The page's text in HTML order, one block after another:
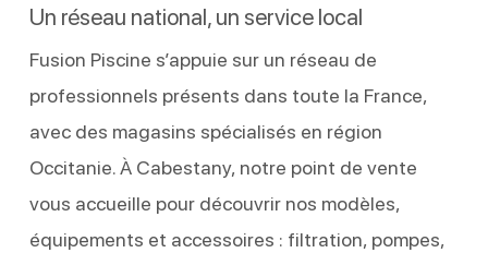
Un réseau national, un service local
Fusion Piscine s’appuie sur un réseau de
professionnels présents dans toute la France,
avec des magasins spécialisés en région
Occitanie. À Cabestany, notre point de vente
vous accueille pour découvrir nos modèles,
équipements et accessoires : filtration, pompes,